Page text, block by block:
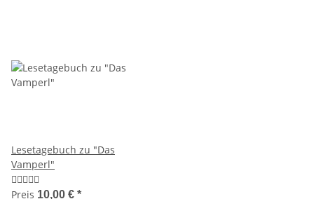
Lesetagebuch zu "Das
Vamperl"
Preis 10,00 € *